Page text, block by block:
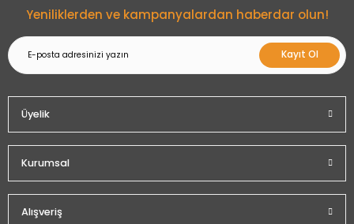
Yeniliklerden ve kampanyalardan haberdar olun!
Kayıt Ol
Üyelik
Kurumsal
Alışveriş